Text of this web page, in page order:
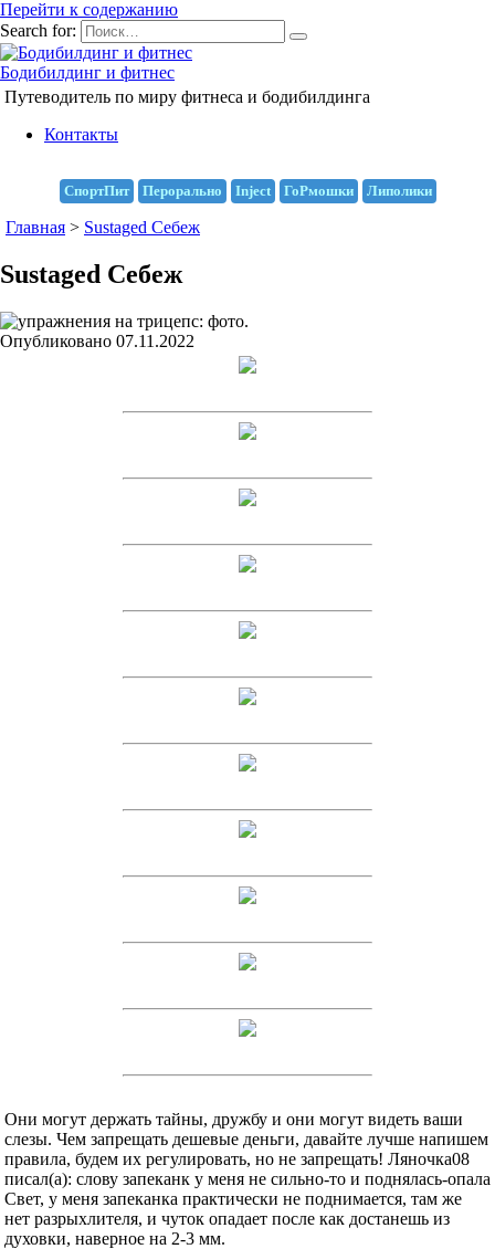
Перейти к содержанию
Search for:
Бодибилдинг и фитнес
Путеводитель по миру фитнеса и бодибилдинга
Контакты
СпортПит Перорально Inject ГоРмошки Липолики
Главная > Sustaged Себеж
Sustaged Себеж
Опубликовано 07.11.2022
Они могут держать тайны, дружбу и они могут видеть ваши
слезы. Чем запрещать дешевые деньги, давайте лучше напишем
правила, будем их регулировать, но не запрещать! Ляночка08
писал(а): слову запеканк у меня не сильно-то и поднялась-опала
Свет, у меня запеканка практически не поднимается, там же
нет разрыхлителя, и чуток опадает после как достанешь из
духовки, наверное на 2-3 мм.